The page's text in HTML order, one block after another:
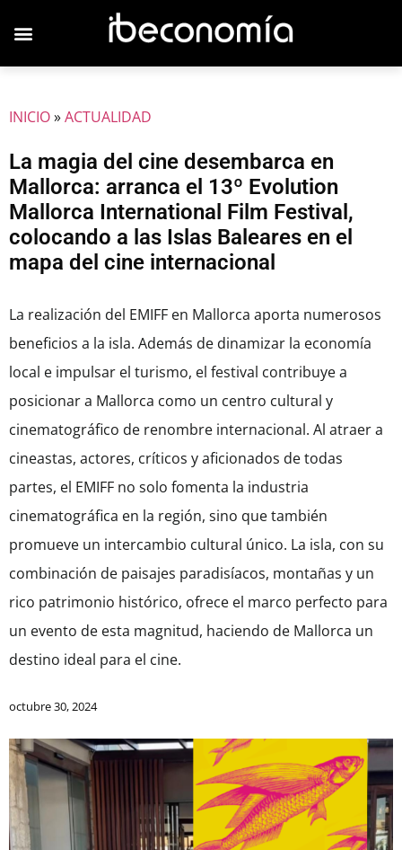
INICIO»ACTUALIDAD
La magia del cine desembarca en
Mallorca: arranca el 13º Evolution
Mallorca International Film Festival,
colocando a las Islas Baleares en el
mapa del cine internacional
La realización del EMIFF en Mallorca aporta numerosos
beneficios a la isla. Además de dinamizar la economía
local e impulsar el turismo, el festival contribuye a
posicionar a Mallorca como un centro cultural y
cinematográfico de renombre internacional. Al atraer a
cineastas, actores, críticos y aficionados de todas
partes, el EMIFF no solo fomenta la industria
cinematográfica en la región, sino que también
promueve un intercambio cultural único. La isla, con su
combinación de paisajes paradisíacos, montañas y un
rico patrimonio histórico, ofrece el marco perfecto para
un evento de esta magnitud, haciendo de Mallorca un
destino ideal para el cine.
octubre 30, 2024